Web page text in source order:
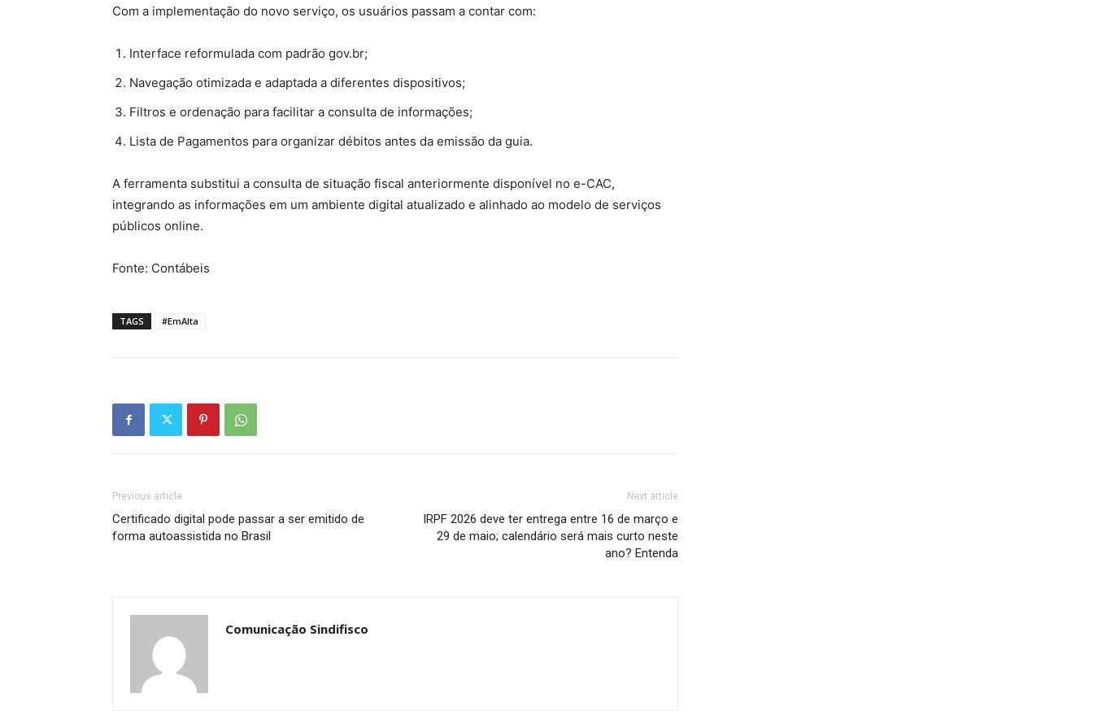
Com a implementação do novo serviço, os usuários passam a contar com:
Interface reformulada com padrão gov.br;
Navegação otimizada e adaptada a diferentes dispositivos;
Filtros e ordenação para facilitar a consulta de informações;
Lista de Pagamentos para organizar débitos antes da emissão da guia.
A ferramenta substitui a consulta de situação fiscal anteriormente disponível no e-CAC,
integrando as informações em um ambiente digital atualizado e alinhado ao modelo de serviços
públicos online.
Fonte: Contábeis
TAGS #EmAlta
Previous article
Certificado digital pode passar a ser emitido de
forma autoassistida no Brasil
Next article
IRPF 2026 deve ter entrega entre 16 de março e
29 de maio; calendário será mais curto neste
ano? Entenda
Comunicação Sindifisco